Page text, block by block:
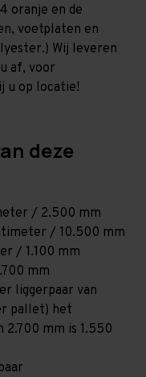
oranje en de
voetplaten en
Wij leveren
af, voor
u op locatie!
deze
/ 2.500 mm
/ 10.500 mm
/ 1.100 mm
mm
liggerpaar van
pallet) het
2.700 mm is 1.550